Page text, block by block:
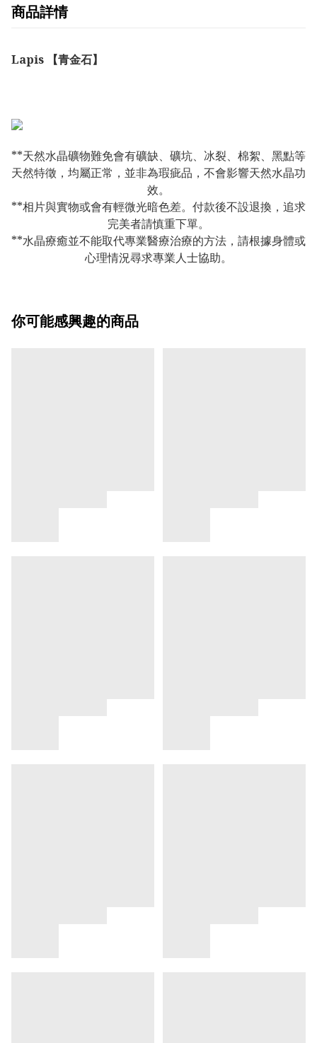
商品詳情
Lapis 【青金石】
**天然水晶礦物難免會有礦缺、礦坑、冰裂、棉絮、黑點等
天然特徵，均屬正常，並非為瑕疵品，不會影響天然水晶功
效。
**相片與實物或會有輕微光暗色差。付款後不設退換，追求
完美者請慎重下單。
**水晶療癒並不能取代專業醫療治療的方法，請根據身體或
心理情況尋求專業人士協助。
你可能感興趣的商品